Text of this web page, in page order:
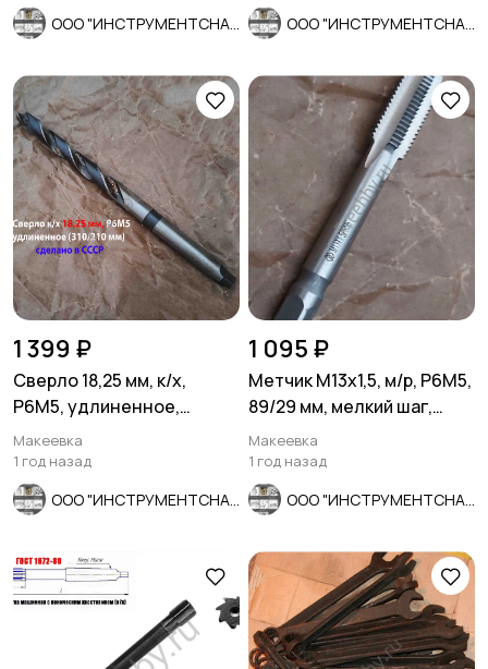
1 399 ₽
Сверло 18,25 мм, к/х,
Р6М5, удлиненное,
310/210 мм, КМ2, СССР.
Макеевка
1 год назад
1 095 ₽
Метчик М13х1,5, м/р, Р6М5,
89/29 мм, мелкий шаг,
проходной, исп 2, ГОС
Макеевка
1 год назад